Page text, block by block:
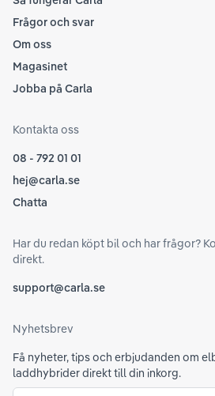
Frågor och svar
Om oss
Magasinet
Jobba på Carla
Kontakta oss
08 - 792 01 01
hej@carla.se
Chatta
Har du redan köpt bil och har frågor?
direkt.
support@carla.se
Nyhetsbrev
Få nyheter, tips och erbjudanden om
laddhybrider direkt till din inkorg.